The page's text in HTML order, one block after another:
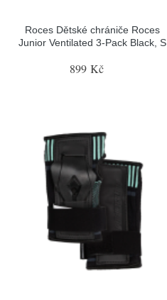
Roces Dětské chrániče Roces
Junior Ventilated 3-Pack Black, S
899 Kč